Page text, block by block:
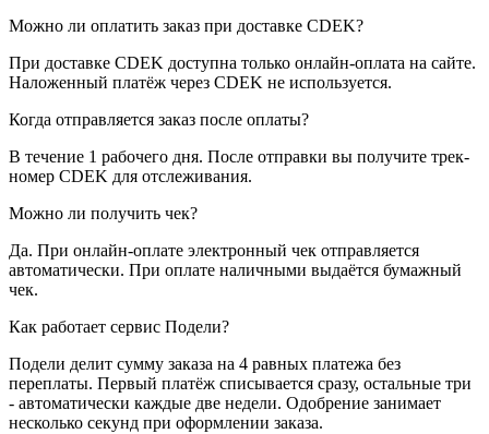
Можно ли оплатить заказ при доставке CDEK?
При доставке CDEK доступна только онлайн-оплата на сайте.
Наложенный платёж через CDEK не используется.
Когда отправляется заказ после оплаты?
В течение 1 рабочего дня. После отправки вы получите трек-
номер CDEK для отслеживания.
Можно ли получить чек?
Да. При онлайн-оплате электронный чек отправляется
автоматически. При оплате наличными выдаётся бумажный
чек.
Как работает сервис Подели?
Подели делит сумму заказа на 4 равных платежа без
переплаты. Первый платёж списывается сразу, остальные три
- автоматически каждые две недели. Одобрение занимает
несколько секунд при оформлении заказа.